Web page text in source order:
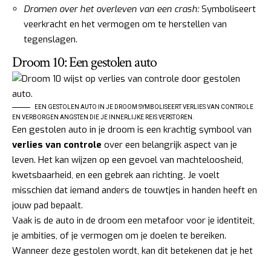
Dromen over het overleven van een crash:Symboliseert
veerkracht en het vermogen om te herstellen van
tegenslagen.
Droom 10: Een gestolen auto
EEN GESTOLEN AUTO IN JE DROOM SYMBOLISEERT VERLIES VAN CONTROLE
EN VERBORGEN ANGSTEN DIE JE INNERLIJKE REIS VERSTOREN.
Een gestolen auto in je droom is een krachtig symbool van
verlies van controle over een belangrijk aspect van je
leven. Het kan wijzen op een gevoel van machteloosheid,
kwetsbaarheid, en een gebrek aan richting. Je voelt
misschien dat iemand anders de touwtjes in handen heeft en
jouw pad bepaalt.
Vaak is de auto in de droom een metafoor voor je identiteit,
je ambities, of je vermogen om je doelen te bereiken.
Wanneer deze gestolen wordt, kan dit betekenen dat je het